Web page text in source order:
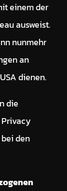
einem der
ausweist.
nunmehr
an
dienen.
die
den